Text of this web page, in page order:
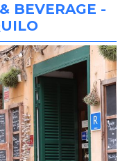
BEVERAGE -